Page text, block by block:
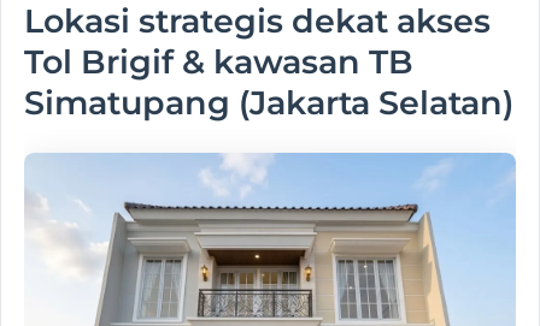
Lokasi strategis dekat akses
Tol Brigif & kawasan TB
Simatupang (Jakarta Selatan)